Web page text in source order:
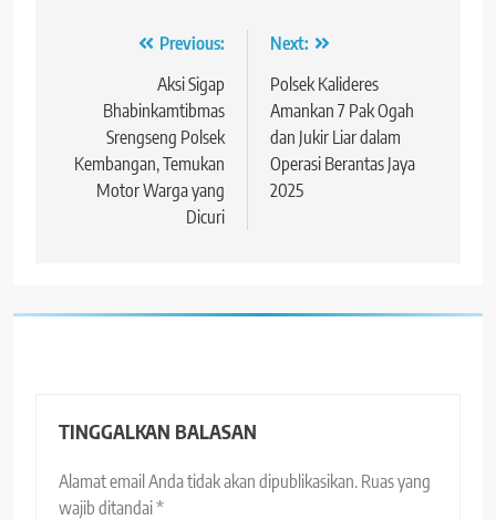
Navigasi Previous:
Aksi Sigap
Bhabinkamtibmas
Srengseng Polsek
Kembangan, Temukan
Motor Warga yang
Dicuri
Next:
Polsek Kalideres
Amankan 7 Pak Ogah
dan Jukir Liar dalam
Operasi Berantas Jaya
2025
TINGGALKAN BALASAN
Alamat email Anda tidak akan dipublikasikan. Ruas yang
wajib ditandai*